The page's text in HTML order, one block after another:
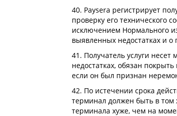
40. Paysera регистрирует
проверку его технического
исключением Нормального
выявленных недостатках и
41. Получатель услуги
недостатках, обязан
если он был признан
42. По истечении срока
терминал должен быть в том
терминала хуже, чем на